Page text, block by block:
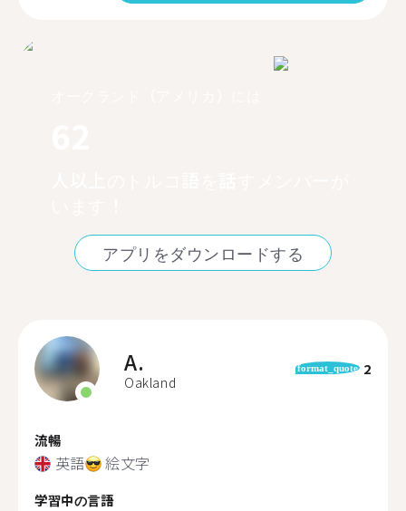
アプリをダウンロードする
A.
Oakland
format_quote 2
流暢
英語 絵文字
学習中の言語